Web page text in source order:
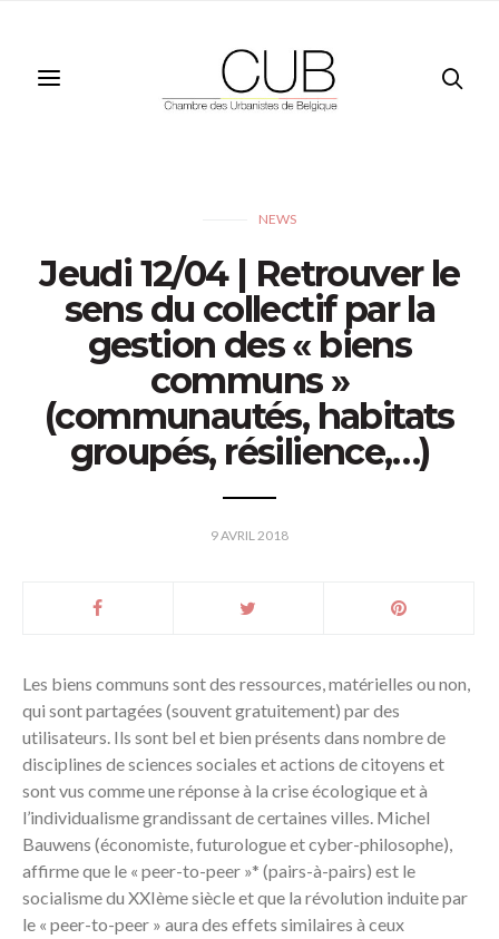
NEWS
Jeudi 12/04 | Retrouver le
sens du collectif par la
gestion des « biens
communs »
(communautés, habitats
groupés, résilience,…)
9 AVRIL 2018
Les biens communs sont des ressources, matérielles ou non,
qui sont partagées (souvent gratuitement) par des
utilisateurs. Ils sont bel et bien présents dans nombre de
disciplines de sciences sociales et actions de citoyens et
sont vus comme une réponse à la crise écologique et à
l’individualisme grandissant de certaines villes. Michel
Bauwens (économiste, futurologue et cyber-philosophe),
affirme que le « peer-to-peer »* (pairs-à-pairs) est le
socialisme du XXIème siècle et que la révolution induite par
le « peer-to-peer » aura des effets similaires à ceux